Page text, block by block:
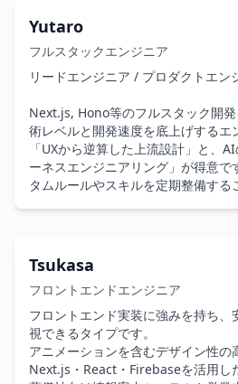
図・開発仕様を整理しながら着実に
得て長期契約につながっています。
フロントエンドに軸足を置きつつ、
おり、リリース後の運用・改修に
きます。
一つずつ丁寧に仕事を進める姿勢
体制を支える役割として機能してい
Yutaro
フルスタックエンジニア
リードエンジニア / プロダクトエン
Next.js, Hono等のフルスタック開
術レベルと開発速度を底上げするエ
「UXから逆算した上流設計」と、
ーネスエンジニアリング」が得意
タムルールやスキルを定期整備する
維持するポジションで貢献できます。
OSS（pathpida等）貢献実績あり。
強み
・UX × 上流設計: ターゲットの目的
きこと」を定義して手戻りを最小化
ストで設計をして、プロダクトの価
Tsukasa
フロントエンドエンジニア
フロントエンド実装に強みを持ち
視できるタイプです。
アニメーションを含むデザイン性の
Next.js・React・Firebaseを活用し